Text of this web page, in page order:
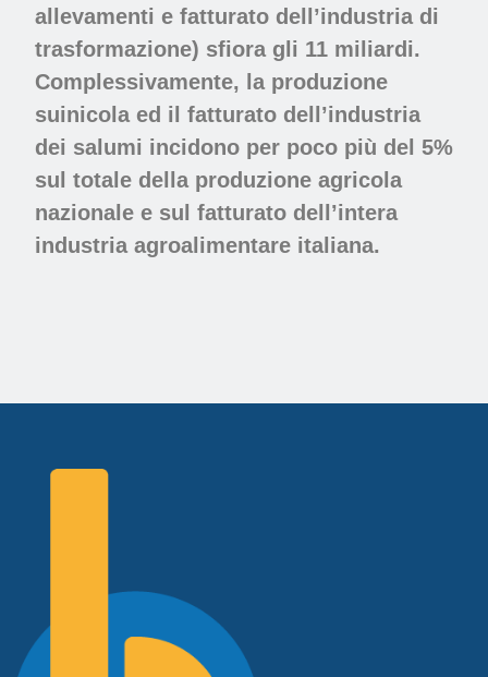
allevamenti e fatturato dell’industria di
trasformazione) sfiora gli 11 miliardi.
Complessivamente, la produzione
suinicola ed il fatturato dell’industria
dei salumi incidono per poco più del 5%
sul totale della produzione agricola
nazionale e sul fatturato dell’intera
industria agroalimentare italiana.